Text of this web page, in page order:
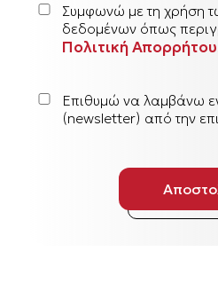
Συμφωνώ με τη χρήση
δεδομένων όπως
Πολιτική Απορρήτου
Επιθυμώ να λαμβάνω
(newsletter) από την